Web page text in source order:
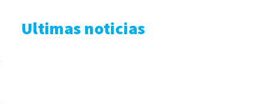
Ultimas noticias